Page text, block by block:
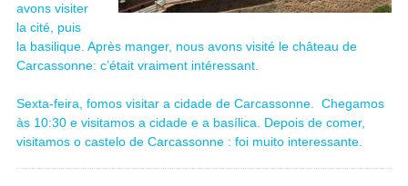
avons visiter
la cité, puis
la basilique. Après manger, nous avons visité le château de
Carcassonne: c’était vraiment intéressant.
Sexta-feira, fomos visitar a cidade de Carcassonne. Chegamos
às 10:30 e visitamos a cidade e a basílica. Depois de comer,
visitamos o castelo de Carcassonne : foi muito interessante.